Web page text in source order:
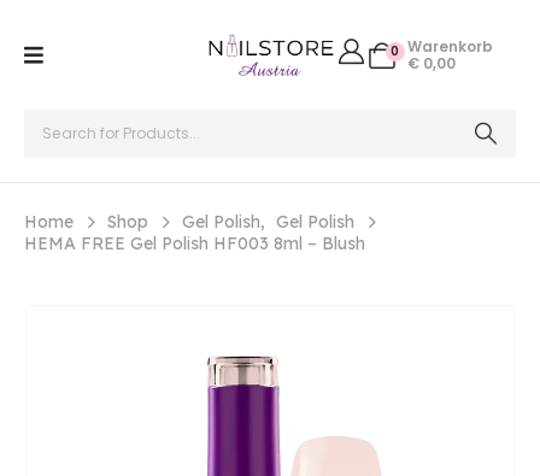
0 Warenkorb
€ 0,00
Home Shop Gel Polish, Gel Polish
HEMA FREE Gel Polish HF003 8ml – Blush